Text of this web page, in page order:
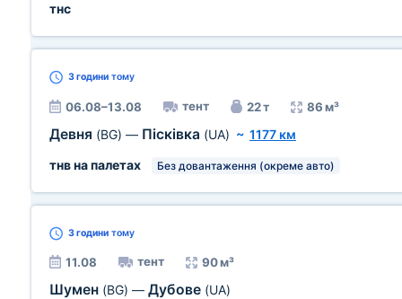
тнс
3 години тому
06.08–13.08 тент 22 т 86 м³
Девня (BG) — Пісківка (UA) ~ 1177 км
тнв на палетах
Без довантаження (окреме авто)
3 години тому
11.08 тент 90 м³
Шумен (BG) — Дубове (UA)